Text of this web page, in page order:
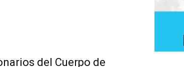
del Cuerpo de